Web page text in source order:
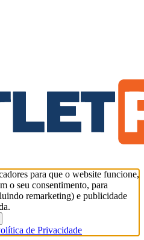
para que o website funcione,
o seu consentimento, para
remarketing) e publicidade
de Privacidade